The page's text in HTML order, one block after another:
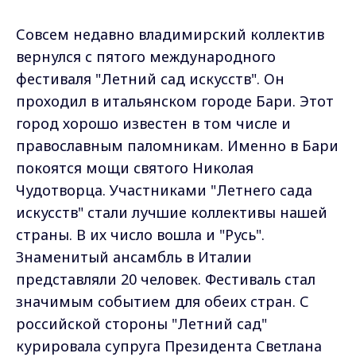
Совсем недавно владимирский коллектив
вернулся с пятого международного
фестиваля "Летний сад искусств". Он
проходил в итальянском городе Бари. Этот
город хорошо известен в том числе и
православным паломникам. Именно в Бари
покоятся мощи святого Николая
Чудотворца. Участниками "Летнего сада
искусств" стали лучшие коллективы нашей
страны. В их число вошла и "Русь".
Знаменитый ансамбль в Италии
представляли 20 человек. Фестиваль стал
значимым событием для обеих стран. С
российской стороны "Летний сад"
курировала супруга Президента Светлана